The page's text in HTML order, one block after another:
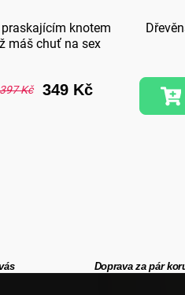
knotem
máš chuť na sex
Kč 349 Kč
Doprava za pár